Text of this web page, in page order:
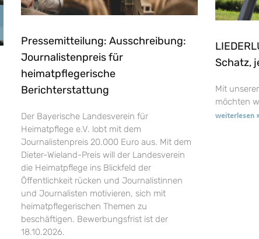
Pressemitteilung: Ausschreibung:
Journalistenpreis für
heimatpflegerische
Berichterstattung
Der Bayerische Landesverein für
Heimatpflege e.V. lobt mit dem
Journalistenpreis 20.000 Euro aus. Mit dem
Dieter-Wieland-Preis will der Landesverein
die Heimatpflege ins Blickfeld der
Öffentlichkeit rücken und Journalistinnen
und Journalisten motivieren, sich mit
heimatpflegerischen Themen zu
beschäftigen. Bewerbungsfrist ist der
18.10.2026.
Schatz,
Mit
möchten
weiterlesen